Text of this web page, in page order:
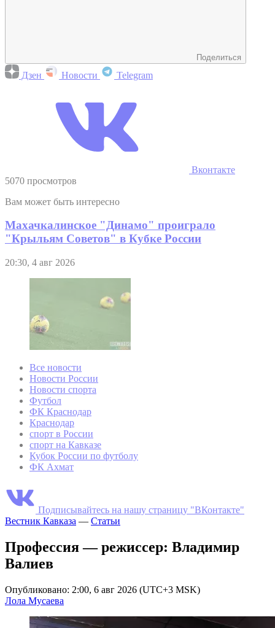
Поделиться
Дзен Новости Telegram
Вконтакте
5070 просмотров
Вам может быть интересно
Махачкалинское "Динамо" проиграло
"Крыльям Советов" в Кубке России
20:30, 4 авг 2026
Все новости
Новости России
Новости спорта
Футбол
ФК Краснодар
Краснодар
спорт в России
спорт на Кавказе
Кубок России по футболу
ФК Ахмат
Подписывайтесь на нашу страницу "ВКонтакте"
Вестник Кавказа — Статьи
Профессия — режиссер: Владимир
Валиев
Опубликовано: 2:00, 6 авг 2026 (UTC+3 MSK)
Лола Мусаева